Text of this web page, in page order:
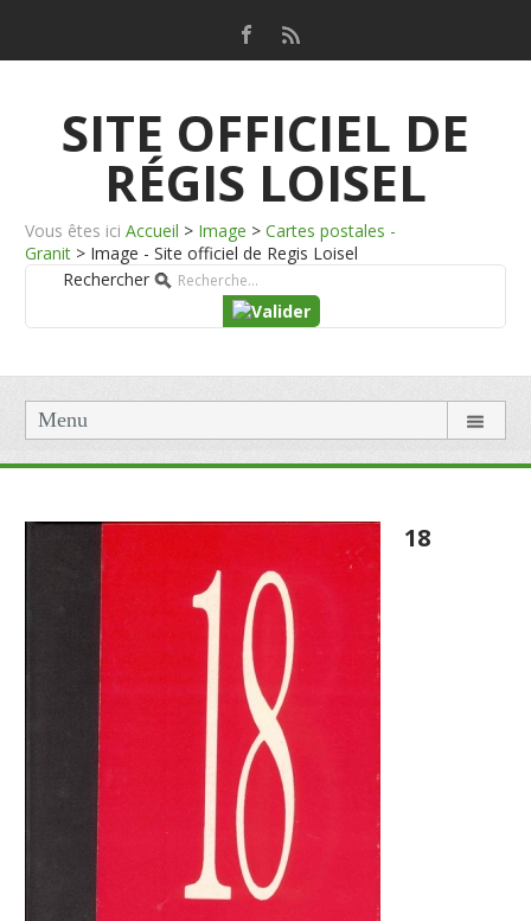
SITE OFFICIEL DE
RÉGIS LOISEL
Vous êtes ici Accueil > Image > Cartes postales -
Granit > Image - Site officiel de Regis Loisel
Rechercher
Menu
18